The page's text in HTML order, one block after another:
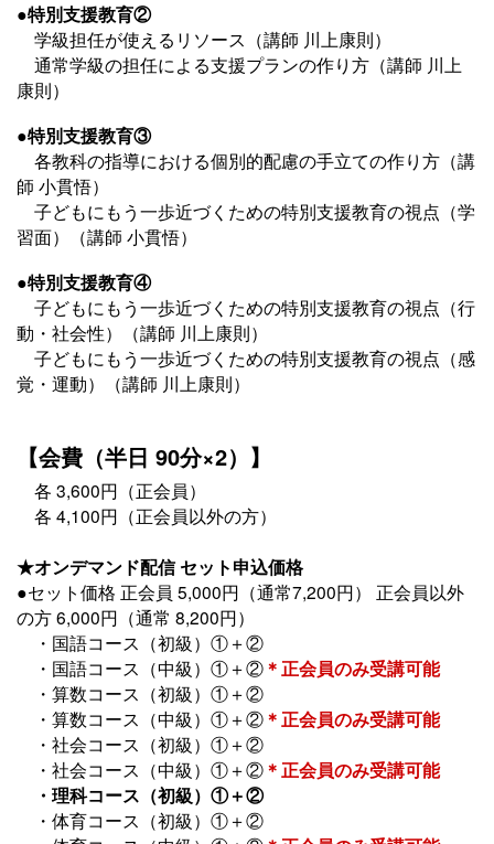
●特別支援教育②
学級担任が使えるリソース（講師 川上康則）
通常学級の担任による支援プランの作り方（講師 川上
康則）
●特別支援教育③
各教科の指導における個別的配慮の手立ての作り方（講
師 小貫悟）
子どもにもう一歩近づくための特別支援教育の視点（学
習面）（講師 小貫悟）
●特別支援教育④
子どもにもう一歩近づくための特別支援教育の視点（行
動・社会性）（講師 川上康則）
子どもにもう一歩近づくための特別支援教育の視点（感
覚・運動）（講師 川上康則）
【会費（半日 90分×2）】
各 3,600円（正会員）
各 4,100円（正会員以外の方）
★オンデマンド配信 セット申込価格
●セット価格 正会員 5,000円（通常7,200円） 正会員以外
の方 6,000円（通常 8,200円）
・国語コース（初級）①＋②
・国語コース（中級）①＋②＊正会員のみ受講可能
・算数コース（初級）①＋②
・算数コース（中級）①＋②＊正会員のみ受講可能
・社会コース（初級）①＋②
・社会コース（中級）①＋②＊正会員のみ受講可能
・理科コース（初級）①＋②
・体育コース（初級）①＋②